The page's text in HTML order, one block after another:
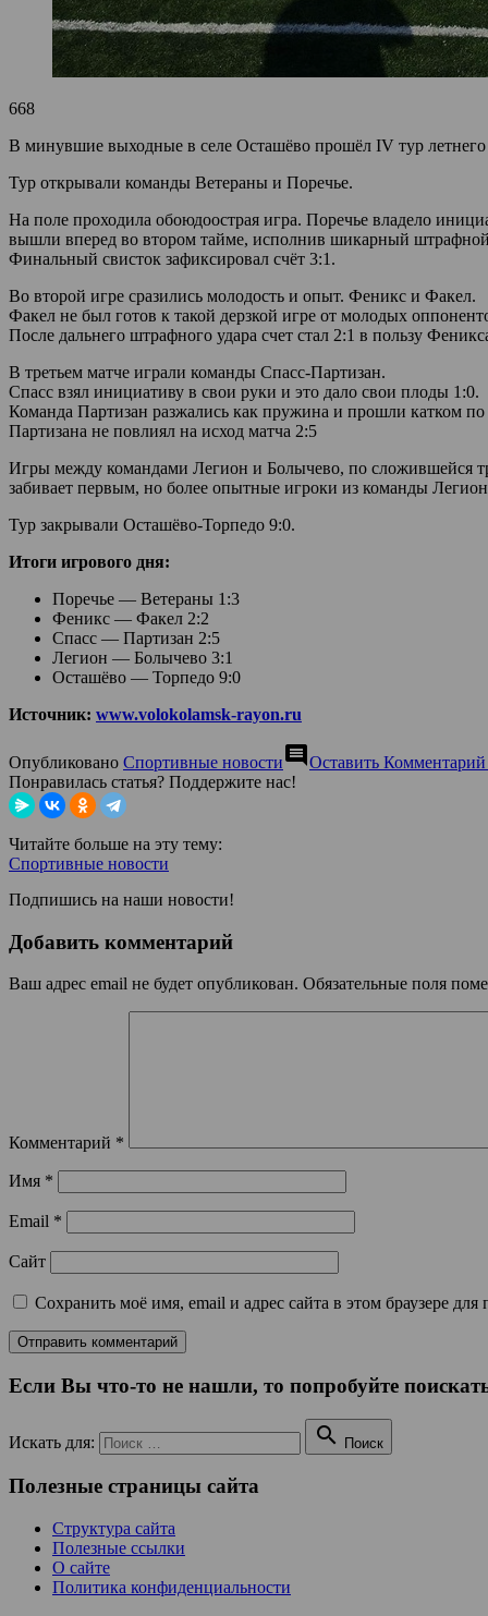
668
В минувшие выходные в селе Осташёво прошёл IV тур
Тур открывали команды Ветераны и Поречье.
На поле проходила обоюдоострая игра. Поречье владело
вышли вперед во втором тайме, исполнив шикарный штрафной
Финальный свисток зафиксировал счёт 3:1.
Во второй игре сразились молодость и опыт. Феникс и Факел.
Факел не был готов к такой дерзкой игре от молодых
После дальнего штрафного удара счет стал 2:1 в пользу
В третьем матче играли команды Спасс-Партизан.
Спасс взял инициативу в свои руки и это дало свои плоды 1:0.
Команда Партизан разжались как пружина и прошли катком
Партизана не повлиял на исход матча 2:5
Игры между командами Легион и Болычево, по сложившейся
забивает первым, но более опытные игроки из команды
Тур закрывали Осташёво-Торпедо 9:0.
Итоги игрового дня:
Поречье — Ветераны 1:3
Феникс — Факел 2:2
Спасс — Партизан 2:5
Легион — Болычево 3:1
Осташёво — Торпедо 9:0
Источник: www.volokolamsk-rayon.ru
Опубликовано Спортивные новостиcomment Оставить Комментарий
Понравилась статья? Поддержите нас!
Читайте больше на эту тему:
Спортивные новости
Подпишись на наши новости!
Добавить комментарий
Ваш адрес email не будет опубликован. Обязательные поля
Комментарий *
Имя *
Email *
Сайт
Сохранить моё имя, email и адрес сайта в этом браузере
Если Вы что-то не нашли, то попробуйте
Искать для:  Поиск
Полезные страницы сайта
Структура сайта
Полезные ссылки
О сайте
Политика конфиденциальности